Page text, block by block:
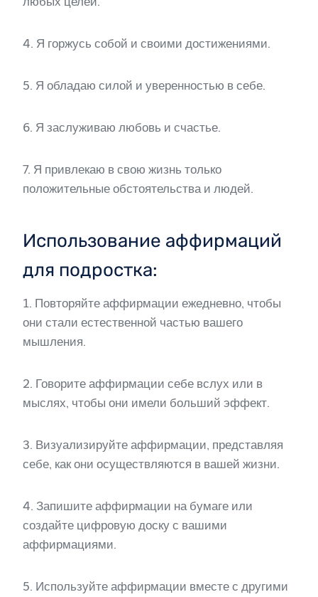
4. Я горжусь собой и своими достижениями.
5. Я обладаю силой и уверенностью в себе.
6. Я заслуживаю любовь и счастье.
7. Я привлекаю в свою жизнь только
положительные обстоятельства и людей.
Использование аффирмаций
для подростка:
1. Повторяйте аффирмации ежедневно, чтобы
они стали естественной частью вашего
мышления.
2. Говорите аффирмации себе вслух или в
мыслях, чтобы они имели больший эффект.
3. Визуализируйте аффирмации, представляя
себе, как они осуществляются в вашей жизни.
4. Запишите аффирмации на бумаге или
создайте цифровую доску с вашими
аффирмациями.
5. Используйте аффирмации вместе с другими